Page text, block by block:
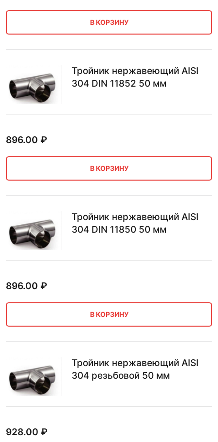
В КОРЗИНУ
Тройник нержавеющий AISI
304 DIN 11852 50 мм
896.00 ₽
В КОРЗИНУ
Тройник нержавеющий AISI
304 DIN 11850 50 мм
896.00 ₽
В КОРЗИНУ
Тройник нержавеющий AISI
304 резьбовой 50 мм
928.00 ₽